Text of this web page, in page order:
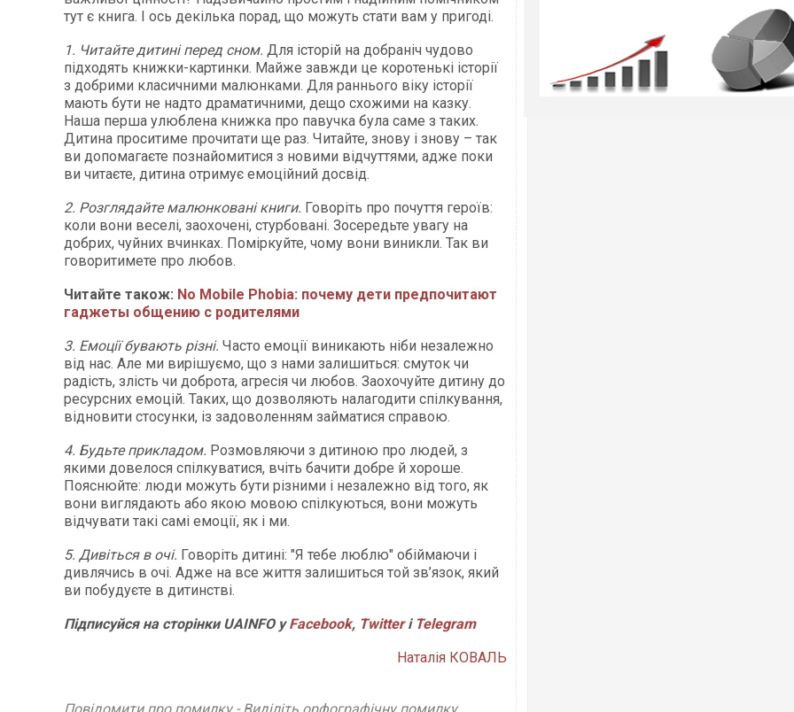
тут є книга. І ось декілька порад, що можуть стати вам у пригоді.
1. Читайте дитині перед сном. Для історій на добраніч чудово
підходять книжки-картинки. Майже завжди це коротенькі історії
з добрими класичними малюнками. Для раннього віку історії
мають бути не надто драматичними, дещо схожими на казку.
Наша перша улюблена книжка про павучка була саме з таких.
Дитина проситиме прочитати ще раз. Читайте, знову і знову – так
ви допомагаєте познайомитися з новими відчуттями, адже поки
ви читаєте, дитина отримує емоційний досвід.
2. Розглядайте малюнковані книги. Говоріть про почуття героїв:
коли вони веселі, заохочені, стурбовані. Зосередьте увагу на
добрих, чуйних вчинках. Поміркуйте, чому вони виникли. Так ви
говоритимете про любов.
Читайте також: No Mobile Phobia: почему дети предпочитают
гаджеты общению с родителями
3. Емоції бувають різні. Часто емоції виникають ніби незалежно
від нас. Але ми вирішуємо, що з нами залишиться: смуток чи
радість, злість чи доброта, агресія чи любов. Заохочуйте дитину до
ресурсних емоцій. Таких, що дозволяють налагодити спілкування,
відновити стосунки, із задоволенням займатися справою.
4. Будьте прикладом. Розмовляючи з дитиною про людей, з
якими довелося спілкуватися, вчіть бачити добре й хороше.
Пояснюйте: люди можуть бути різними і незалежно від того, як
вони виглядають або якою мовою спілкуються, вони можуть
відчувати такі самі емоції, як і ми.
5. Дивіться в очі. Говоріть дитині: "Я тебе люблю" обіймаючи і
дивлячись в очі. Адже на все життя залишиться той зв’язок, який
ви побудуєте в дитинстві.
Підписуйся на сторінки UAINFO уFacebook, Twitter і Telegram
Наталія КОВАЛЬ